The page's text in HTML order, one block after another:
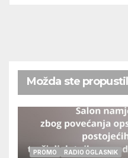
Možda ste
PROMO RADIO OGLASNIK